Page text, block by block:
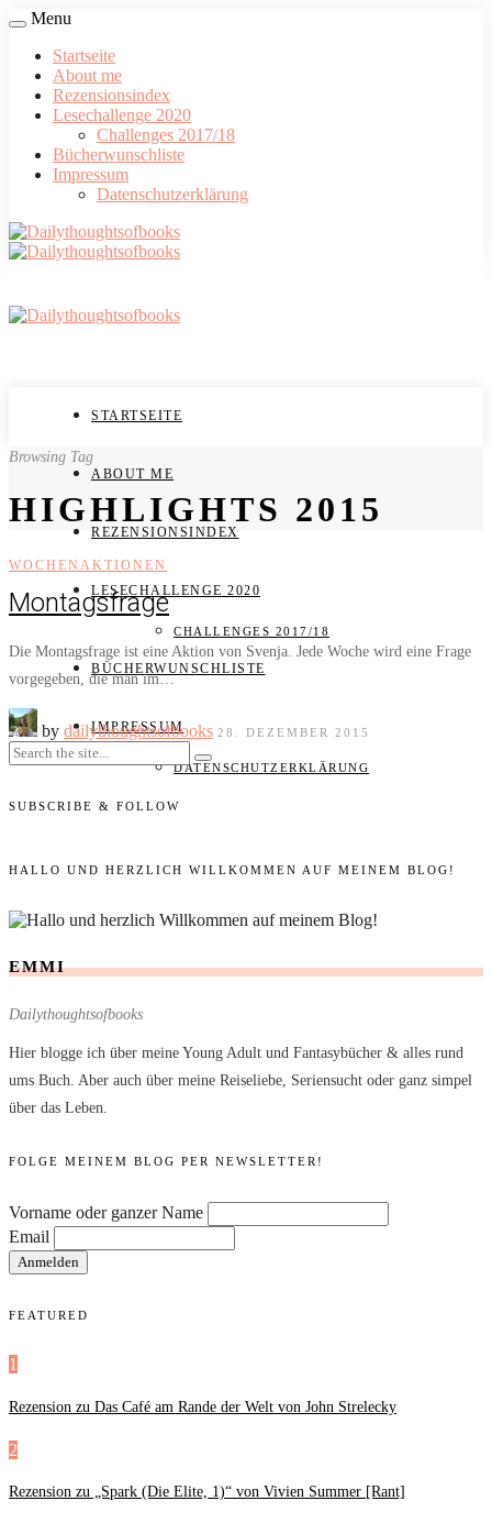
Menu
Startseite
About me
Rezensionsindex
Lesechallenge 2020
Challenges 2017/18
Bücherwunschliste
Impressum
Datenschutzerklärung
STARTSEITE
ABOUT ME
REZENSIONSINDEX
LESECHALLENGE 2020
CHALLENGES 2017/18
BÜCHERWUNSCHLISTE
IMPRESSUM
DATENSCHUTZERKLÄRUNG
Browsing Tag
HIGHLIGHTS 2015
WOCHENAKTIONEN
Montagsfrage
Die Montagsfrage ist eine Aktion von Svenja. Jede Woche wird eine Frage
vorgegeben, die man im…
by dailythoughtsofbooks 28. DEZEMBER 2015
SUBSCRIBE & FOLLOW
HALLO UND HERZLICH WILLKOMMEN AUF MEINEM BLOG!
EMMI
Dailythoughtsofbooks
Hier blogge ich über meine Young Adult und Fantasybücher & alles rund
ums Buch. Aber auch über meine Reiseliebe, Seriensucht oder ganz simpel
über das Leben.
FOLGE MEINEM BLOG PER NEWSLETTER!
Vorname oder ganzer Name
Email
FEATURED
1
Rezension zu Das Café am Rande der Welt von John Strelecky
2
Rezension zu „Spark (Die Elite, 1)“ von Vivien Summer [Rant]